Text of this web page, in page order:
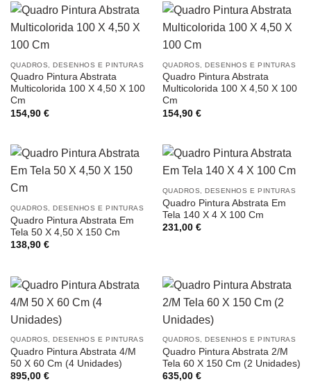
QUADROS, DESENHOS E PINTURAS
Quadro Pintura Abstrata
Multicolorida 100 X 4,50 X 100
Cm
154,90 €
QUADROS, DESENHOS E PINTURAS
Quadro Pintura Abstrata
Multicolorida 100 X 4,50 X 100
Cm
154,90 €
QUADROS, DESENHOS E PINTURAS
Quadro Pintura Abstrata Em
Tela 50 X 4,50 X 150 Cm
138,90 €
QUADROS, DESENHOS E PINTURAS
Quadro Pintura Abstrata Em
Tela 140 X 4 X 100 Cm
231,00 €
QUADROS, DESENHOS E PINTURAS
Quadro Pintura Abstrata 4/M
50 X 60 Cm (4 Unidades)
895,00 €
QUADROS, DESENHOS E PINTURAS
Quadro Pintura Abstrata 2/M
Tela 60 X 150 Cm (2 Unidades)
635,00 €